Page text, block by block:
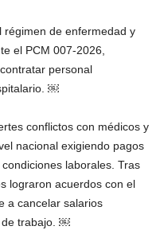
régimen de enfermedad y
el PCM 007-2026,
personal
￼
conflictos con médicos y
nacional exigiendo pagos
laborales. Tras
lograron acuerdos con el
a cancelar salarios
de trabajo. ￼